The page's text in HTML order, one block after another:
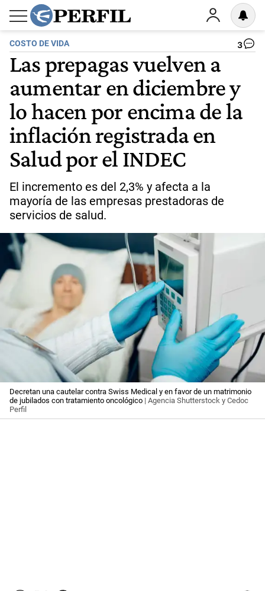
COSTO DE VIDA 3
Las prepagas vuelven a
aumentar en diciembre y
lo hacen por encima de la
inflación registrada en
Salud por el INDEC
El incremento es del 2,3% y afecta a la
mayoría de las empresas prestadoras de
servicios de salud.
Decretan una cautelar contra Swiss Medical y en favor de un matrimonio
de jubilados con tratamiento oncológico | Agencia Shutterstock y Cedoc
Perfil